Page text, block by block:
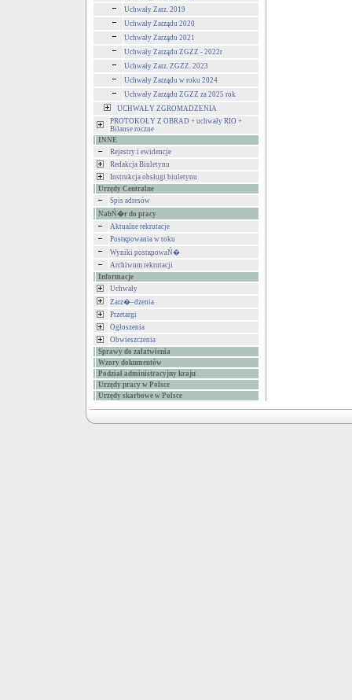
Uchwały Zarz. 2019
Uchwały Zarządu 2020
Uchwały Zarządu 2021
Uchwały Zarządu ZGZZ - 2022r
Uchwały Zarz. ZGZZ. 2023
Uchwały Zarządu w roku 2024
Uchwały Zarządu ZGZZ za 2025 rok
UCHWAŁY ZGROMADZENIA
PROTOKOŁY Z OBRAD + uchwały RIO +
Bilanse roczne
INNE
Rejestry i ewidencje
Redakcja Biuletynu
Instrukcja obsługi biuletynu
Urzędy Centralne
Spis adresów
NabŃ�r do pracy
Aktualne rekrutacje
Postкpowania w toku
Wyniki postкpowaŃ�
Archiwum rekrutacji
Informacje
Uchwały
Zarz�–dzenia
Przetargi
Ogłoszenia
Obwieszczenia
Sprawy do załatwienia
Wzory dokumentów
Podział administracyjny kraju
Urzędy pracy w Polsce
Urzędy skarbowe w Polsce